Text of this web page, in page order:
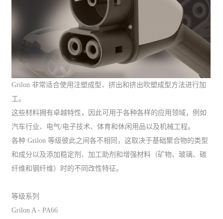
Grilon 非常适合使用注塑成型、挤出和挤出吹塑成型方法进行加
工。
这些材料拥有卓越特性，因此可用于各种各样的应用领域，例如
汽车行业、电气/电子技术、体育和休闲用品以及机械工程。
各种 Grilon 等级彼此之间各不相同，这取决于基础聚合物的类型
和成分以及添加稳定剂、加工助剂和增强材料（矿物、玻璃、碳
纤维和钢纤维）时的不同改性特征。
等级系列
Grilon A - PA66